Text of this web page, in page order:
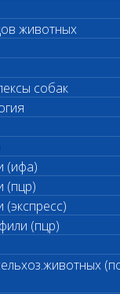
животных
собак
(ифа)
(пцр)
(экспресс)
(пцр)